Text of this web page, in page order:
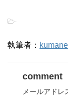
-
執筆者：
comment
メールアドレ